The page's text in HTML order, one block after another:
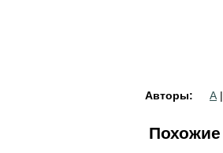
Авторы: А |
Похожие